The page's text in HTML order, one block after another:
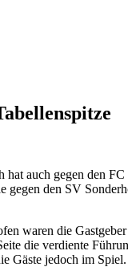
auch gegen den
gegen den SV
waren die
die verdiente
Gäste jedoch im Spiel.